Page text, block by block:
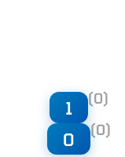
1 (0)
0 (0)